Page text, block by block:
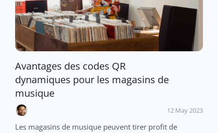
Avantages des codes QR
dynamiques pour les magasins de
musique
12 May 2023
Les magasins de musique peuvent tirer profit de